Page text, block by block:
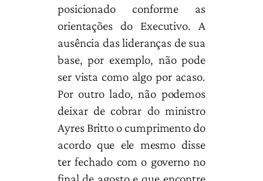
posicionado conforme as
orientações do Executivo. A
ausência das lideranças de sua
base, por exemplo, não pode
ser vista como algo por acaso.
Por outro lado, não podemos
deixar de cobrar do ministro
Ayres Britto o cumprimento do
acordo que ele mesmo disse
ter fechado com o governo no